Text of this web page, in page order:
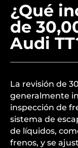
¿Qué
de
Audi
La revisión de
generalmente
inspección de
sistema de
de líquidos,
frenos, y se